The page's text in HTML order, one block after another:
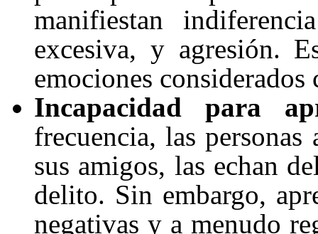
manifiestan
excesiva, y agresión.
emociones considerados
Incapacidad para
frecuencia, las personas
sus amigos, las echan
delito. Sin embargo,
negativas y a menudo